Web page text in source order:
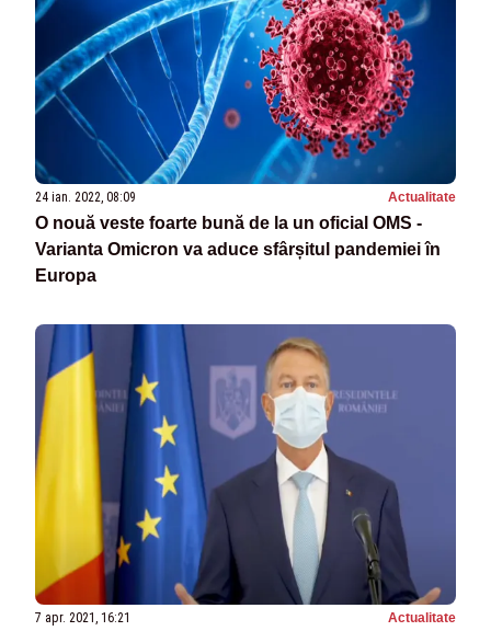
24 ian. 2022, 08:09 Actualitate
O nouă veste foarte bună de la un oficial OMS -
Varianta Omicron va aduce sfârșitul pandemiei în
Europa
7 apr. 2021, 16:21 Actualitate